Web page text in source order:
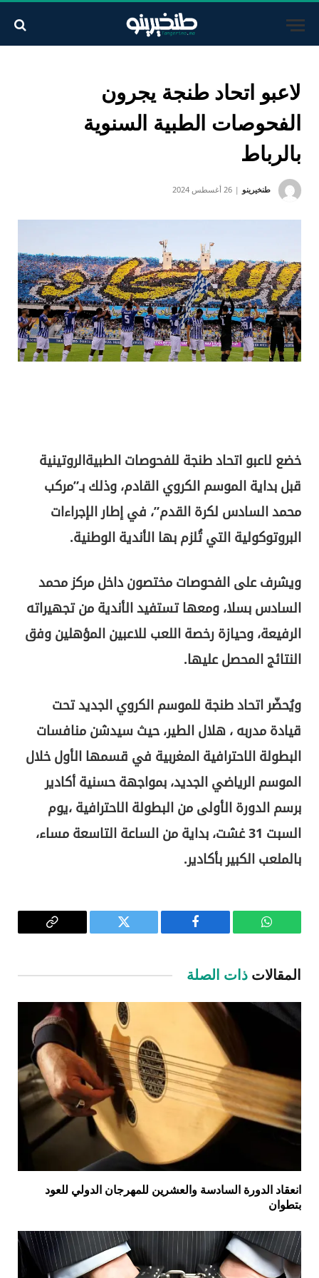
لاعبو اتحاد طنجة يجرون
الفحوصات الطبية السنوية
بالرباط
طنخيرينو 26 أغسطس 2024
خضع لاعبو اتحاد طنجة للفحوصات الطبيةالروتينية
قبل بداية الموسم الكروي القادم، وذلك بـ”مركب
محمد السادس لكرة القدم”، في إطار الإجراءات
البروتوكولية التي تُلزم بها الأندية الوطنية.
ويشرف على الفحوصات مختصون داخل مركز محمد
السادس بسلا، ومعها تستفيد الأندية من تجهيراته
الرفيعة، وحيازة رخصة اللعب للاعبين المؤهلين وفق
النتائج المحصل عليها.
ويُحضّر اتحاد طنجة للموسم الكروي الجديد تحت
قيادة مدربه ، هلال الطير، حيث سيدشن منافسات
البطولة الاحترافية المغربية في قسمها الأول خلال
الموسم الرياضي الجديد، بمواجهة حسنية أكادير
برسم الدورة الأولى من البطولة الاحترافية ،يوم
السبت 31 غشت، بداية من الساعة التاسعة مساء،
بالملعب الكبير بأكادير.
واتساب فيسبوك تويتر
Copy
المقالات ذات الصلة
انعقاد الدورة السادسة والعشرين للمهرجان الدولي للعود
بتطوان